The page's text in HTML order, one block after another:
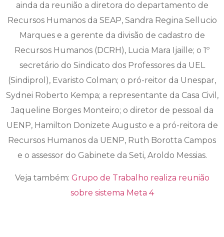
ainda da reunião a diretora do departamento de
Recursos Humanos da SEAP, Sandra Regina Sellucio
Marques e a gerente da divisão de cadastro de
Recursos Humanos (DCRH), Lucia Mara Ijaille; o 1º
secretário do Sindicato dos Professores da UEL
(Sindiprol), Evaristo Colman; o pró-reitor da Unespar,
Sydnei Roberto Kempa; a representante da Casa Civil,
Jaqueline Borges Monteiro; o diretor de pessoal da
UENP, Hamilton Donizete Augusto e a pró-reitora de
Recursos Humanos da UENP, Ruth Borotta Campos
e o assessor do Gabinete da Seti, Aroldo Messias.
Veja também: Grupo de Trabalho realiza reunião
sobre sistema Meta 4